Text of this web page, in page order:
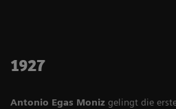
1927
Antonio Egas Moniz gelingt die